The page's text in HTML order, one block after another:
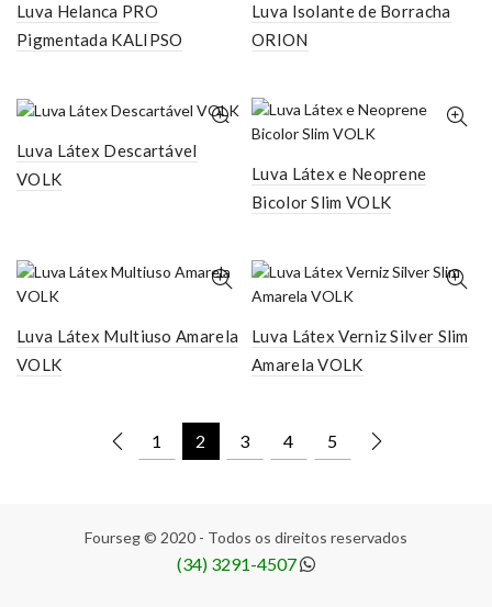
Luva Helanca PRO
Pigmentada KALIPSO
Luva Isolante de Borracha
ORION
Luva Látex Descartável
VOLK
Luva Látex e Neoprene
Bicolor Slim VOLK
Luva Látex Multiuso Amarela
VOLK
Luva Látex Verniz Silver Slim
Amarela VOLK
1 2 3 4 5
Fourseg © 2020 - Todos os direitos reservados
(34) 3291-4507